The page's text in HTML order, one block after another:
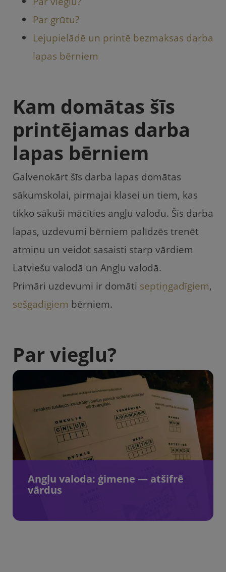
Par grūtu?
Lejupielādē un printē bezmaksas darba
lapas bērniem
Kam domātas šīs
printējamas darba
lapas bērniem
Galvenokārt šīs darba lapas domātas
sākumskolai, pirmajai klasei un tiem, kas
tikko sākuši mācīties angļu valodu. Šīs darba
lapas, uzdevumi bērniem palīdzēs trenēt
atmiņu un veidot sasaisti starp vārdiem
Latviešu valodā un Angļu valodā.
Primāri uzdevumi ir domāti septiņgadīgiem,
sešgadīgiem bērniem.
Par vieglu?
Angļu valoda: ģimene — atšifrē
vārdus